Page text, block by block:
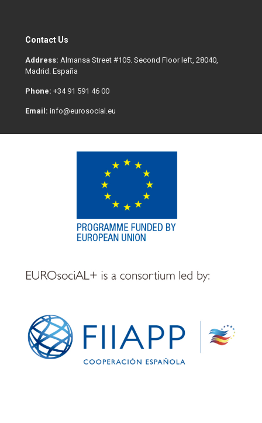
Contact Us
Address: Almansa Street #105. Second Floor left, 28040,
Madrid. España
Phone: +34 91 591 46 00
Email: info@eurosocial.eu